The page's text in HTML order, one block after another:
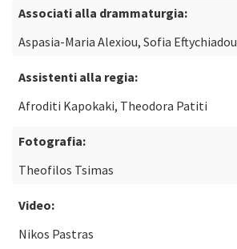
Associati alla drammaturgia:
Aspasia-Maria Alexiou, Sofia Eftychiadou
Assistenti alla regia:
Afroditi Kapokaki, Theodora Patiti
Fotografia:
Theofilos Tsimas
Video:
Nikos Pastras